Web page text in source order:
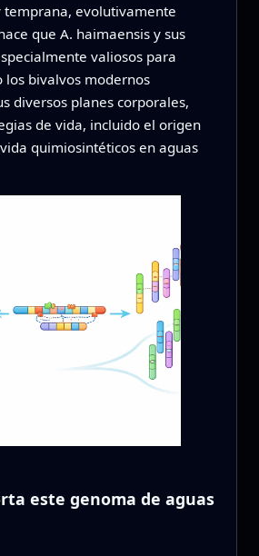
evolutivamente
que A. haimaensis y sus
valiosos para
los bivalvos modernos
diversos planes corporales,
de vida, incluido el origen
quimiosintéticos en aguas
este genoma de aguas